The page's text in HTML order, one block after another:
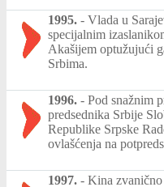
1995. - Vlada u
specijalnim
Akašijem optužujući
Srbima.
1996. - Pod snažnim
predsednika Srbije
Republike Srpske
ovlašćenja na
1997. - Kina